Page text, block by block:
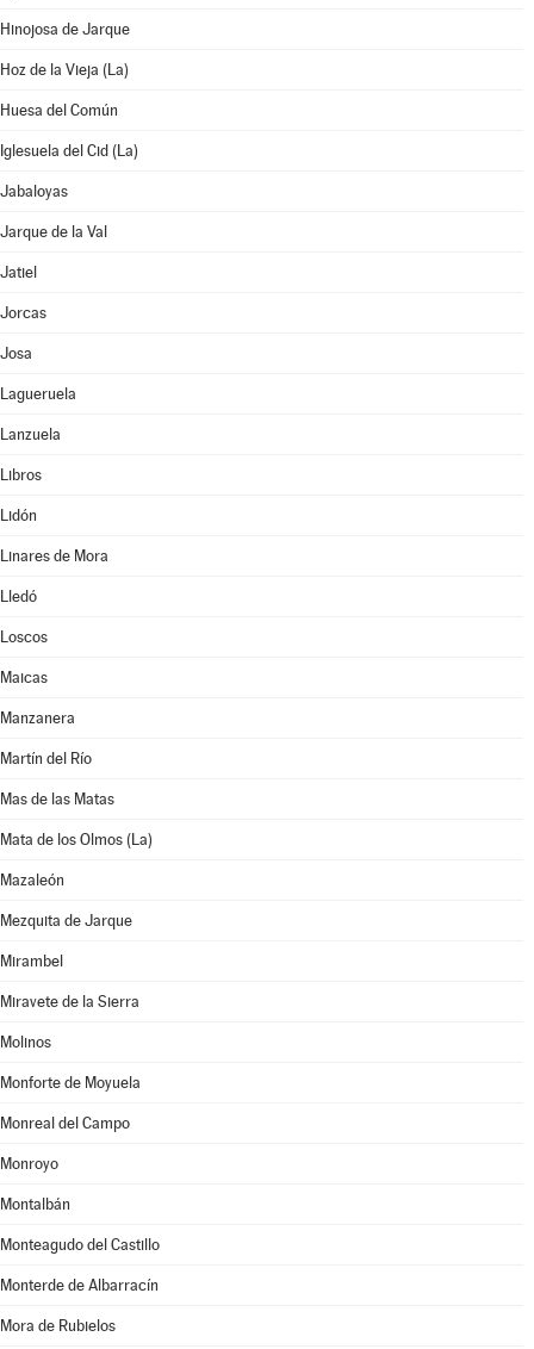
Hinojosa de Jarque
Hoz de la Vieja (La)
Huesa del Común
Iglesuela del Cid (La)
Jabaloyas
Jarque de la Val
Jatiel
Jorcas
Josa
Lagueruela
Lanzuela
Libros
Lidón
Linares de Mora
Lledó
Loscos
Maicas
Manzanera
Martín del Río
Mas de las Matas
Mata de los Olmos (La)
Mazaleón
Mezquita de Jarque
Mirambel
Miravete de la Sierra
Molinos
Monforte de Moyuela
Monreal del Campo
Monroyo
Montalbán
Monteagudo del Castillo
Monterde de Albarracín
Mora de Rubielos